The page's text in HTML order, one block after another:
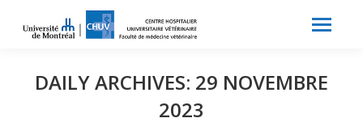
DAILY ARCHIVES: 29 NOVEMBRE
2023